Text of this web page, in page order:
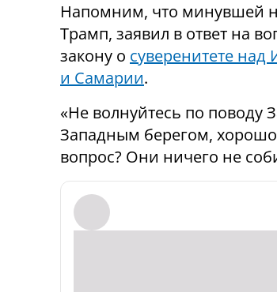
Напомним, что минувшей
Трамп, заявил в ответ на
закону о суверенитете над
и Самарии.
«Не волнуйтесь по поводу
Западным берегом,
вопрос? Они ничего не